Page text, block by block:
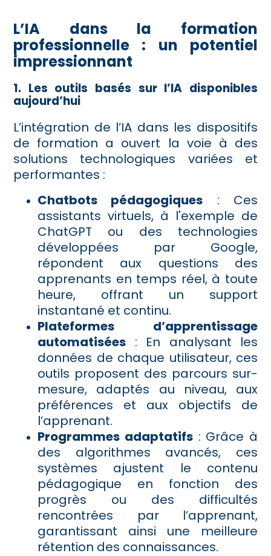
L’IA dans la formation
professionnelle : un potentiel
impressionnant
1. Les outils basés sur l’IA disponibles
aujourd’hui
L’intégration de l’IA dans les dispositifs
de formation a ouvert la voie à des
solutions technologiques variées et
performantes :
Chatbots pédagogiques : Ces
assistants virtuels, à l'exemple de
ChatGPT ou des technologies
développées par Google,
répondent aux questions des
apprenants en temps réel, à toute
heure, offrant un support
instantané et continu.
Plateformes d’apprentissage
automatisées : En analysant les
données de chaque utilisateur, ces
outils proposent des parcours sur-
mesure, adaptés au niveau, aux
préférences et aux objectifs de
l’apprenant.
Programmes adaptatifs: Grâce à
des algorithmes avancés, ces
systèmes ajustent le contenu
pédagogique en fonction des
progrès ou des difficultés
rencontrées par l’apprenant,
garantissant ainsi une meilleure
rétention des connaissances.